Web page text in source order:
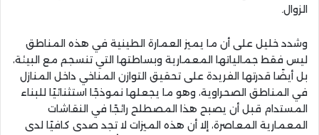
الزوال.
وشدد خليل على أن ما يميز العمارة الطينية في هذه المناطق
ليس فقط جمالياتها المعمارية وبساطتها التي تنسجم مع البيئة،
بل أيضًا قدرتها الفريدة على تحقيق التوازن المناخي داخل المنازل
في المناطق الصحراوية، وهو ما يجعلها نموذجًا استثنائيًا للبناء
المستدام قبل أن يصبح هذا المصطلح رائجًا في النقاشات
المعمارية المعاصرة، إلا أن هذه الميزات لا تجد صدى كافيًا لدى